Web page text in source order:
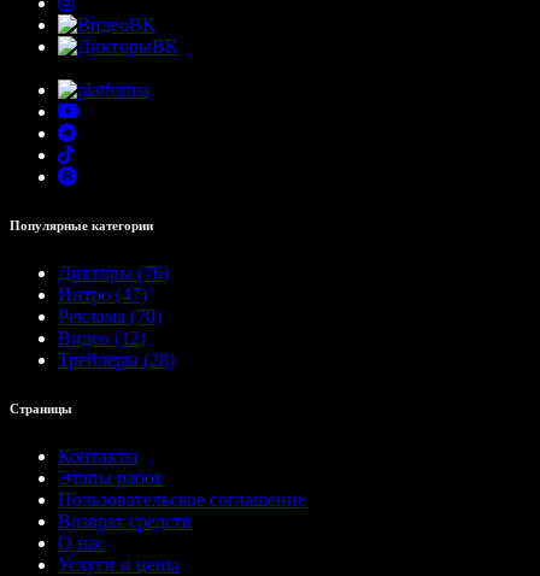
Популярные категории
Дикторы (76)
Интро (47)
Реклама (70)
Видео (12)
Трейлеры (28)
Страницы
Контакты
Этапы работ
Пользовательское соглашение
Возврат средств
О нас
Услуги и цены